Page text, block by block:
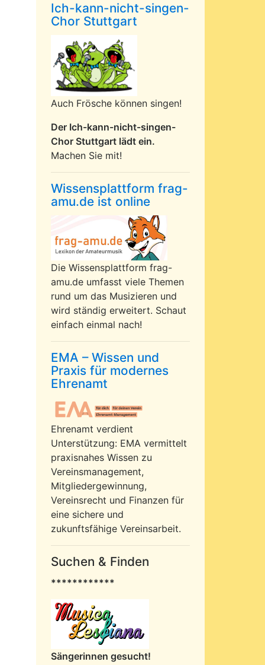
Ich-kann-nicht-singen-
Chor Stuttgart
Auch Frösche können singen!
Der Ich-kann-nicht-singen-
Chor Stuttgart lädt ein.
Machen Sie mit!
Wissensplattform frag-
amu.de ist online
Die Wissensplattform frag-
amu.de umfasst viele Themen
rund um das Musizieren und
wird ständig erweitert. Schaut
einfach einmal nach!
EMA – Wissen und
Praxis für modernes
Ehrenamt
Ehrenamt verdient
Unterstützung: EMA vermittelt
praxisnahes Wissen zu
Vereinsmanagement,
Mitgliedergewinnung,
Vereinsrecht und Finanzen für
eine sichere und
zukunftsfähige Vereinsarbeit.
Suchen & Finden
************
Sängerinnen gesucht!